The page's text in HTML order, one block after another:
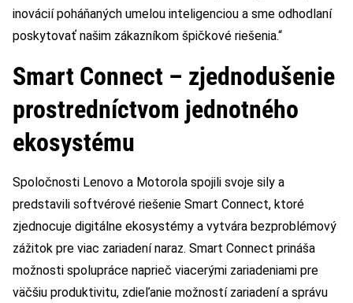
inovácií poháňaných umelou inteligenciou a sme odhodlaní
poskytovať našim zákazníkom špičkové riešenia.“
Smart Connect – zjednodušenie
prostredníctvom jednotného
ekosystému
Spoločnosti Lenovo a Motorola spojili svoje sily a
predstavili softvérové riešenie Smart Connect, ktoré
zjednocuje digitálne ekosystémy a vytvára bezproblémový
zážitok pre viac zariadení naraz. Smart Connect prináša
možnosti spolupráce naprieč viacerými zariadeniami pre
väčšiu produktivitu, zdieľanie možností zariadení a správu